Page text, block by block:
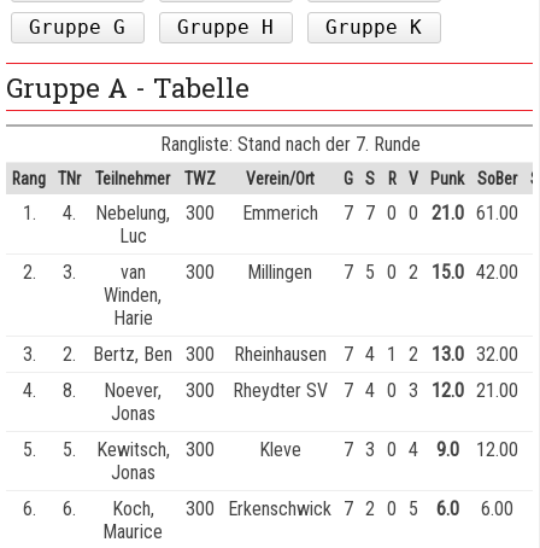
Gruppe G
Gruppe H Gruppe K
Gruppe A - Tabelle
Rangliste: Stand nach der 7. Runde
Rang TNr Teilnehmer TWZ Verein/Ort G S R V Punk SoBer
1. 4.
Nebelung,
Luc
300 Emmerich 7 7 0 0 21.0 61.00
2. 3.
van
Winden,
Harie
300 Millingen 7 5 0 2 15.0 42.00
3. 2. Bertz, Ben 300 Rheinhausen 7 4 1 2 13.0 32.00
4.
8.
Noever,
Jonas
300 Rheydter SV 7 4 0 3 12.0 21.00
5. 5.
Kewitsch,
Jonas
300 Kleve 7 3 0 4 9.0 12.00
6. 6.
Koch,
Maurice
300 Erkenschwick 7 2 0 5 6.0 6.00